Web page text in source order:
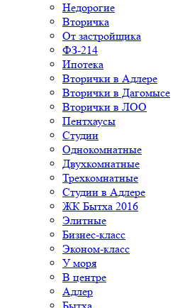
Недорогие
Вторичка
От застройщика
ФЗ-214
Ипотека
Вторички в Адлере
Вторички в Дагомысе
Вторички в ЛОО
Пентхаусы
Студии
Однокомнатные
Двухкомнатные
Трехкомнатные
Студии в Адлере
ЖК Бытха 2016
Элитные
Бизнес-класс
Эконом-класс
У моря
В центре
Адлер